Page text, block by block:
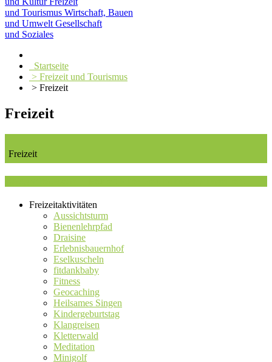
und Tourismus Wirtschaft, Bauen
und Umwelt Gesellschaft
und Soziales
Startseite
> Freizeit und Tourismus
> Freizeit
Freizeit
Freizeit
Freizeitaktivitäten
Aussichtsturm
Bienenlehrpfad
Draisine
Erlebnisbauernhof
Eselkuscheln
fitdankbaby
Fitness
Geocaching
Heilsames Singen
Kindergeburtstag
Klangreisen
Kletterwald
Meditation
Minigolf